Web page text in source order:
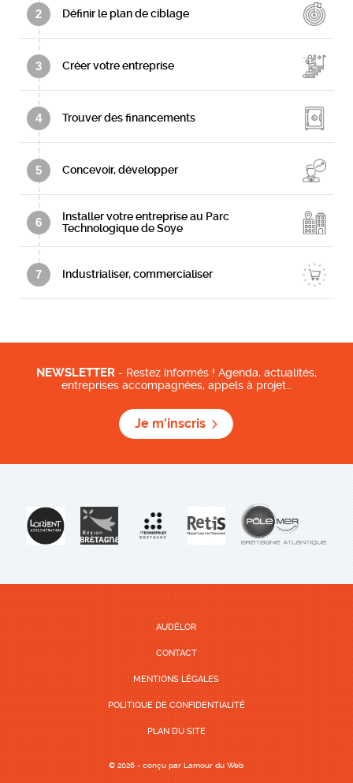
2 Définir le plan de ciblage
3 Créer votre entreprise
4 Trouver des financements
5 Concevoir, développer
6
Installer votre entreprise au Parc
Technologique de Soye
7 Industrialiser, commercialiser
NEWSLETTER - Restez informés ! Agenda, actualités,
entreprises accompagnées, appels à projet…
Je m'inscris
AUDÉLOR
CONTACT
MENTIONS LÉGALES
POLITIQUE DE CONFIDENTIALITÉ
PLAN DU SITE
© 2026 - conçu parLamour du Web